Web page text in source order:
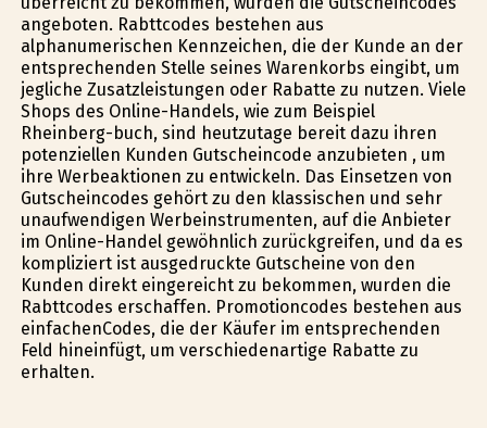
angeboten. Rabttcodes bestehen aus
alphanumerischen Kennzeichen, die der Kunde an der
entsprechenden Stelle seines Warenkorbs eingibt, um
jegliche Zusatzleistungen oder Rabatte zu nutzen. Viele
Shops des Online-Handels, wie zum Beispiel
Rheinberg-buch, sind heutzutage bereit dazu ihren
potenziellen Kunden Gutscheincode anzubieten , um
ihre Werbeaktionen zu entwickeln. Das Einsetzen von
Gutscheincodes gehört zu den klassischen und sehr
unaufwendigen Werbeinstrumenten, auf die Anbieter
im Online-Handel gewöhnlich zurückgreifen, und da es
kompliziert ist ausgedruckte Gutscheine von den
Kunden direkt eingereicht zu bekommen, wurden die
Rabttcodes erschaffen. Promotioncodes bestehen aus
einfachenCodes, die der Käufer im entsprechenden
Feld hineinfügt, um verschiedenartige Rabatte zu
erhalten.